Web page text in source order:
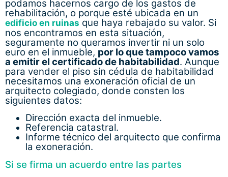
podamos hacernos cargo de los gastos de
rehabilitación, o porque esté ubicada en un
edificio en ruinas que haya rebajado su valor. Si
nos encontramos en esta situación,
seguramente no queramos invertir ni un solo
euro en el inmueble, por lo que tampoco vamos
a emitir el certificado de habitabilidad. Aunque
para vender el piso sin cédula de habitabilidad
necesitamos una exoneración oficial de un
arquitecto colegiado, donde consten los
siguientes datos:
Dirección exacta del inmueble.
Referencia catastral.
Informe técnico del arquitecto que confirma
la exoneración.
Si se firma un acuerdo entre las partes